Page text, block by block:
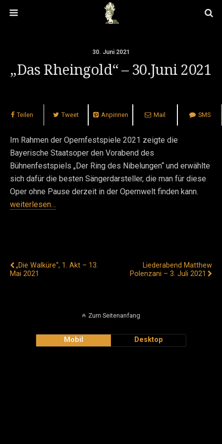
30. Juni 2021
„Das Rheingold“ – 30.Juni 2021
Teilen Tweet Anpinnen Mail SMS
Im Rahmen der Opernfestspiele 2021 zeigte die
Bayerische Staatsoper den Vorabend des
Bühnenfestspiels „Der Ring des Nibelungen“ und erwählte
sich dafür die besten Sängerdarsteller, die man für diese
Oper ohne Pause derzeit in der Opernwelt finden kann.
weiterlesen…
„Die Walküre“, 1. Akt – 13.
Mai 2021
Liederabend Matthew
Polenzani – 3. Juli 2021
Zum Seitenanfang
Mobil Desktop